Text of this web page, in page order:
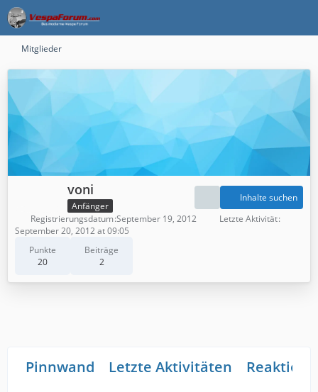
Mitglieder
voni
Anfänger
Punkte
20
Beiträge
2
Inhalte suchen
Registrierungsdatum September 19, 2012
Letzte Aktivität
September 20, 2012 at 09:05
Pinnwand Letzte Aktivitäten